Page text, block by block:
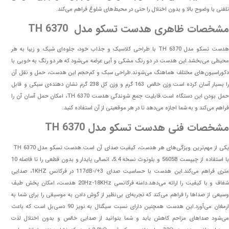
تلفنی با وضوح بالا و بدون اختلال را حتی در محیط‌های شلوغ فراهم می‌کند.
مشخصات ظاهری هدست تسکو مدل TH 6370
هدست تسکو مدل TH 6370 با طراحی کلاسیک و جذاب خود، جلوه‌ای شیک و زیبا به هر
محیطی می‌بخشد.این هدست در دو رنگ مشکی و آبی عرضه می‌شود که هر دو رنگ به خوبی با
دکوراسیون‌های مختلف هماهنگ می‌شوند.طراحی سبک و کم‌حجم این هدست، حمل و نقل آن
را بسیار آسان کرده است.وزن خالص 163 گرم و وزن کل 238 گرم نشان دهنده‌ی سبکی و قابل
حمل بودن این دستگاه است.قابلیت جمع شوندگی هدست TH 6370، امکان حمل آسان آن را
فراهم می‌کند و به شما اجازه می‌دهد تا در هر موقعیتی از آن استفاده کنید.
مشخصات فنی هدست تسکو مدل TH 6370
با استفاده از چیپست 5605B و بلوتوث نسخه 5.4، اتصالی پایدار و بدون قطعی را تا فاصله 10
متری فراهم می‌کند.این هدست با حساسیت صدای 3+/-117dB در فرکانس 1KHZ، صدایی
شفاف و با کیفیت را ارائه می‌دهد.دامنه فرکانسی 20Hz-18KHz هدست، امکان پخش طیف
وسیعی از صداها را فراهم می‌کند که تجربه‌ای بی‌نظیر از گوش دادن به موسیقی را برای شما به
ارمغان می‌آورد.این هدست همچنین دارای نسبت سیگنال به نویز 90 دسی‌بل است که باعث
می‌شود صداهای مزاحم کاهش یابد و شما بتوانید از صدایی خالص و بدون اختلال لذت